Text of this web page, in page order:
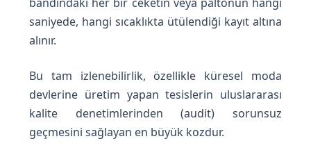
saniyede, hangi sıcaklıkta ütülendiği kayıt altına
alınır.
Bu tam izlenebilirlik, özellikle küresel moda
devlerine üretim yapan tesislerin uluslararası
kalite denetimlerinden (audit) sorunsuz
geçmesini sağlayan en büyük kozdur.